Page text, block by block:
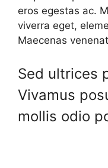
eros egestas ac.
viverra eget,
Maecenas
Sed ultrices
Vivamus
mollis odio